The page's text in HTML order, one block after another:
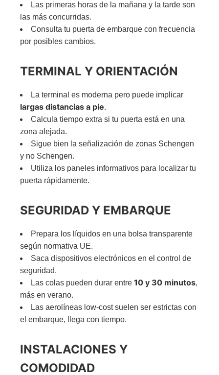
Las primeras horas de la mañana y la tarde son
las más concurridas.
Consulta tu puerta de embarque con frecuencia
por posibles cambios.
TERMINAL Y ORIENTACIÓN
La terminal es moderna pero puede implicar
largas distancias a pie.
Calcula tiempo extra si tu puerta está en una
zona alejada.
Sigue bien la señalización de zonas Schengen
y no Schengen.
Utiliza los paneles informativos para localizar tu
puerta rápidamente.
SEGURIDAD Y EMBARQUE
Prepara los líquidos en una bolsa transparente
según normativa UE.
Saca dispositivos electrónicos en el control de
seguridad.
Las colas pueden durar entre 10 y 30 minutos,
más en verano.
Las aerolíneas low-cost suelen ser estrictas con
el embarque, llega con tiempo.
INSTALACIONES Y
COMODIDAD